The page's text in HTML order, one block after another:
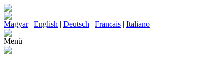
Magyar| English | Deutsch | Francais | Italiano
Menü